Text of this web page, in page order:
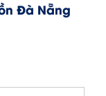
Đà Nẵng